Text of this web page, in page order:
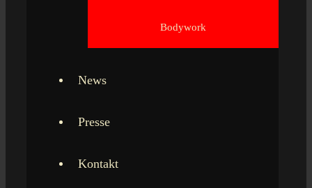
Bodywork
News
Presse
Kontakt